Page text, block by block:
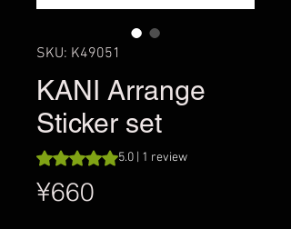
SKU: K49051
KANI Arrange
Sticker set
Rating is 5.0 out of five stars based on 1
5.0 | 1 review
¥660